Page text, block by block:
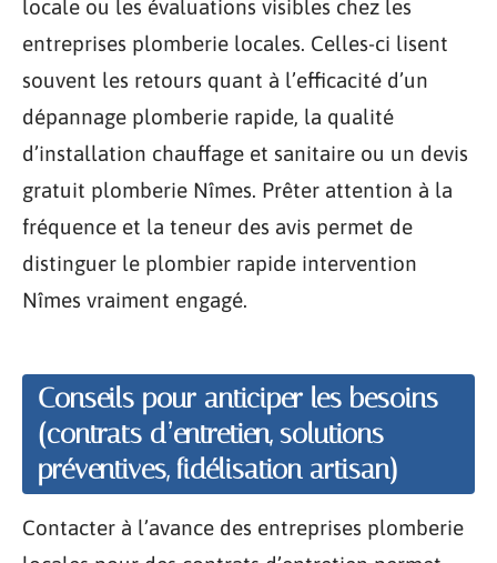
locale ou les évaluations visibles chez les
entreprises plomberie locales. Celles-ci lisent
souvent les retours quant à l’efficacité d’un
dépannage plomberie rapide, la qualité
d’installation chauffage et sanitaire ou un devis
gratuit plomberie Nîmes. Prêter attention à la
fréquence et la teneur des avis permet de
distinguer le plombier rapide intervention
Nîmes vraiment engagé.
Conseils pour anticiper les besoins
(contrats d’entretien, solutions
préventives, fidélisation artisan)
Contacter à l’avance des entreprises plomberie